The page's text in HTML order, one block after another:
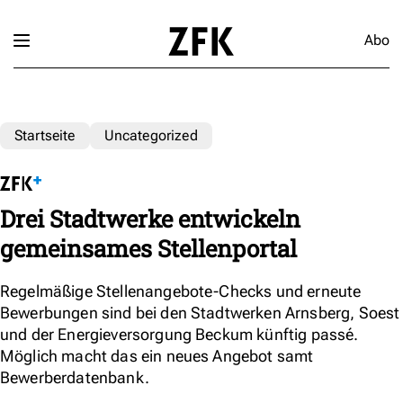
Abo
Startseite Uncategorized
Drei Stadtwerke entwickeln
gemeinsames Stellenportal
Regelmäßige Stellenangebote-Checks und erneute
Bewerbungen sind bei den Stadtwerken Arnsberg, Soest
und der Energieversorgung Beckum künftig passé.
Möglich macht das ein neues Angebot samt
Bewerberdatenbank.